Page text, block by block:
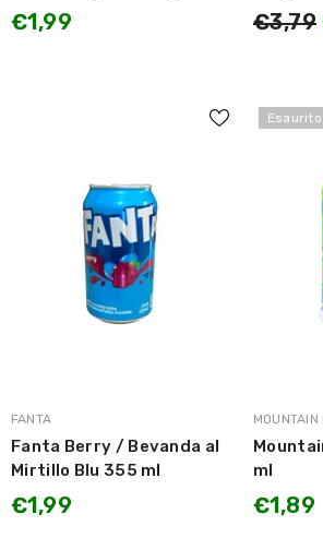
355ml
€1,99 €3,79
MARCA:
FANTA
Fanta Berry / Bevanda al
Mirtillo Blu 355 ml
€1,99
Esaurito
MARCA:
MOUNTAIN
ml
€1,89